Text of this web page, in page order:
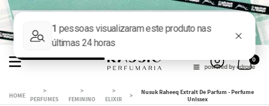
0
PERFUMES FEMININO ELIXIR
Nusuk Raheeq Extrait De Parfum - Perfume
Unissex